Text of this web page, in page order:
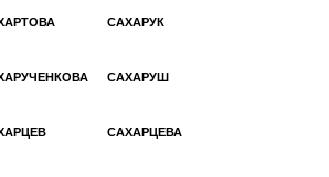
САХАРУК
САХАРУШ
САХАРЦЕВА